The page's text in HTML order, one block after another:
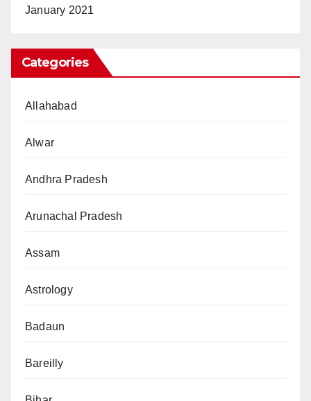
January 2021
Categories
Allahabad
Alwar
Andhra Pradesh
Arunachal Pradesh
Assam
Astrology
Badaun
Bareilly